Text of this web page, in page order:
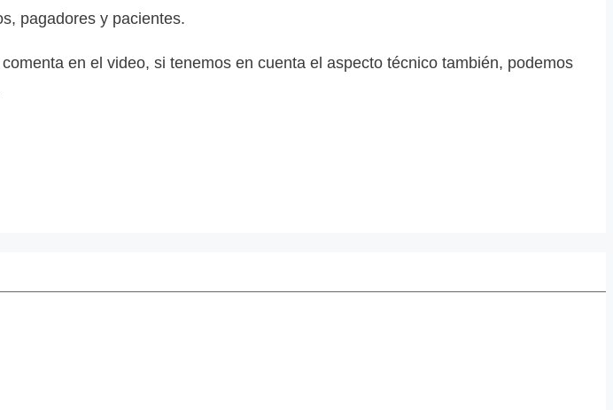
pagadores y pacientes.
en el video, si tenemos en cuenta el aspecto técnico también, podemos